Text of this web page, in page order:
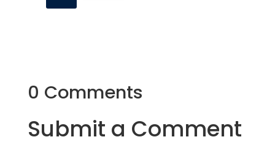
0 Comments
Submit a Comment